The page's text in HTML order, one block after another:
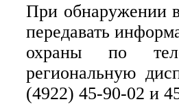
При обнаружении
передавать
охраны по
региональную
(4922) 45-90-02 и